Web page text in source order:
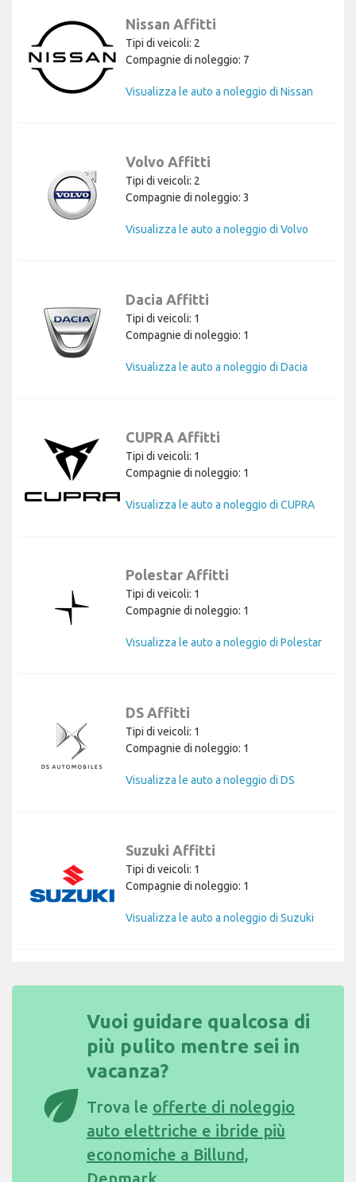
Nissan Affitti
Tipi di veicoli: 2
Compagnie di noleggio: 7
Visualizza le auto a noleggio di Nissan
Volvo Affitti
Tipi di veicoli: 2
Compagnie di noleggio: 3
Visualizza le auto a noleggio di Volvo
Dacia Affitti
Tipi di veicoli: 1
Compagnie di noleggio: 1
Visualizza le auto a noleggio di Dacia
CUPRA Affitti
Tipi di veicoli: 1
Compagnie di noleggio: 1
Visualizza le auto a noleggio di CUPRA
Polestar Affitti
Tipi di veicoli: 1
Compagnie di noleggio: 1
Visualizza le auto a noleggio di Polestar
DS Affitti
Tipi di veicoli: 1
Compagnie di noleggio: 1
Visualizza le auto a noleggio di DS
Suzuki Affitti
Tipi di veicoli: 1
Compagnie di noleggio: 1
Visualizza le auto a noleggio di Suzuki
eco
Vuoi guidare qualcosa di
più pulito mentre sei in
vacanza?
Trova le offerte di noleggio
auto elettriche e ibride più
economiche a Billund,
Denmark